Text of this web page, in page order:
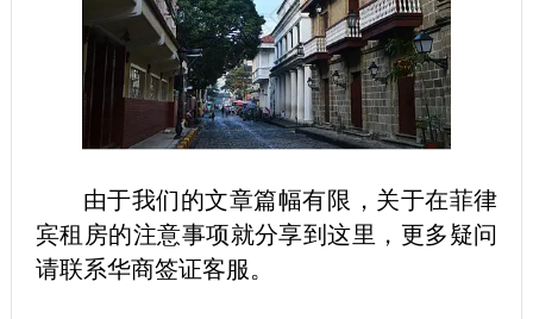
由于我们的文章篇幅有限，关于在菲律
宾租房的注意事项就分享到这里，更多疑问
请联系华商签证客服。